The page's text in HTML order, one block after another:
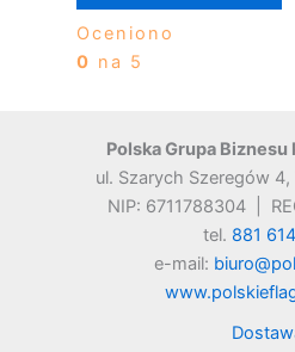
Oceniono
0 na 5
Polska Grupa
ul. Szarych Szeregów
NIP: 6711788304 |
tel. 881
e-mail: